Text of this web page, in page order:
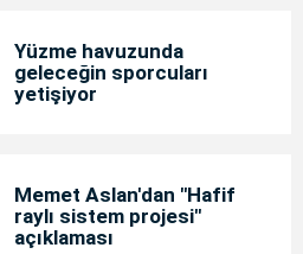
Yüzme havuzunda
geleceğin sporcuları
yetişiyor
Memet Aslan'dan "Hafif
raylı sistem projesi"
açıklaması